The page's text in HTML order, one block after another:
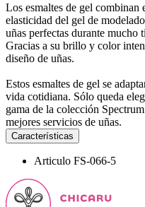
Los esmaltes de gel
elasticidad del gel de
uñas perfectas durante mucho
Gracias a su brillo y color
diseño de uñas.
Estos esmaltes de gel se
vida cotidiana. Sólo queda
gama de la colección
mejores servicios de uñas.
Características
Articulo FS-066-5